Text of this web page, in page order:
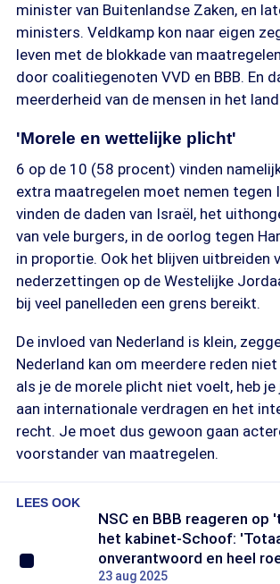
minister van Buitenlandse Zaken, en
ministers. Veldkamp kon naar eigen
leven met de blokkade van
door coalitiegenoten VVD en BBB. En
meerderheid van de mensen in het
'Morele en wettelijke plicht'
6 op de 10 (58 procent) vinden
extra maatregelen moet nemen tegen
vinden de daden van Israël, het
van vele burgers, in de oorlog tegen
in proportie. Ook het blijven uitbreiden
nederzettingen op de Westelijke
bij veel panelleden een grens bereikt.
De invloed van Nederland is klein,
Nederland kan om meerdere reden
als je de morele plicht niet voelt, heb je
aan internationale verdragen en het
recht. Je moet dus gewoon gaan
voorstander van maatregelen.
LEES OOK
NSC en BBB reageren op
het kabinet-Schoof:
onverantwoord en heel
23 aug 2025